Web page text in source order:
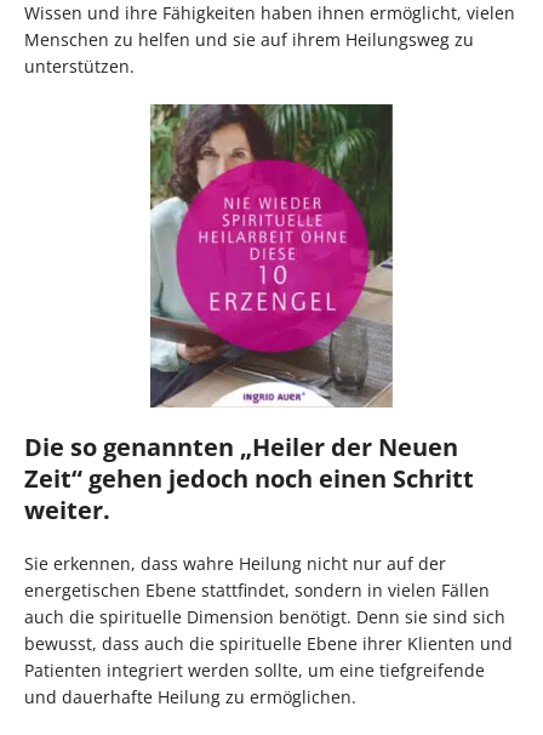
Wissen und ihre Fähigkeiten haben ihnen ermöglicht, vielen
Menschen zu helfen und sie auf ihrem Heilungsweg zu
unterstützen.
Die so genannten „Heiler der Neuen
Zeit“ gehen jedoch noch einen Schritt
weiter.
Sie erkennen, dass wahre Heilung nicht nur auf der
energetischen Ebene stattfindet, sondern in vielen Fällen
auch die spirituelle Dimension benötigt. Denn sie sind sich
bewusst, dass auch die spirituelle Ebene ihrer Klienten und
Patienten integriert werden sollte, um eine tiefgreifende
und dauerhafte Heilung zu ermöglichen.